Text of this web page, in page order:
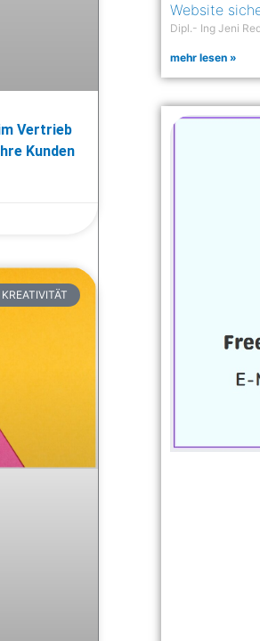
Vertrieb
Kunden
Website
Dipl.- Ing Jeni
mehr lesen »